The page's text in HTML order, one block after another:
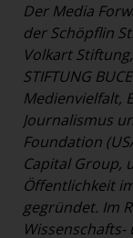
Der Media
der Schöpflin
Volkart
STIFTUNG
Medienvielfalt,
Journalismus
Foundation
Capital Group,
Öffentlichkeit
gegründet. Im